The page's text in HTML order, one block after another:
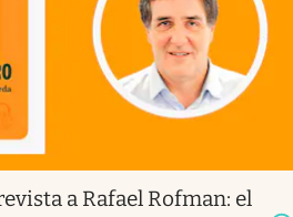
a Rafael Rofman: el